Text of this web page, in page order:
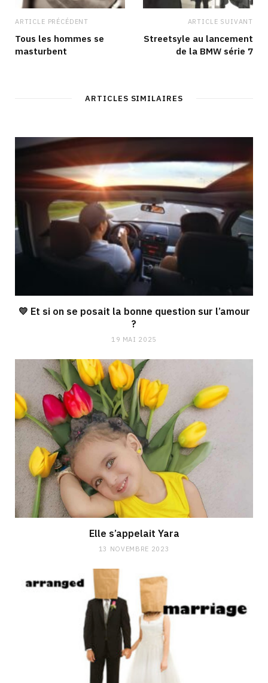
ARTICLE PRÉCÉDENT
Tous les hommes se
masturbent
ARTICLE SUIVANT
Streetsyle au lancement
de la BMW série 7
ARTICLES SIMILAIRES
💛 Et si on se posait la bonne question sur l’amour
?
19 MAI 2025
Elle s’appelait Yara
13 NOVEMBRE 2023